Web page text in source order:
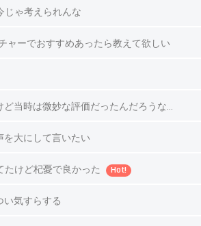
じゃ考えられんな
ャーでおすすめあったら教えて欲しい
ど当時は微妙な評価だったんだろうな…
を大にして言いたい
けど杞憂で良かった Hot!
い気すらする